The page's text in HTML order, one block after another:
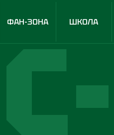
ФАН-ЗОНА ШКОЛА